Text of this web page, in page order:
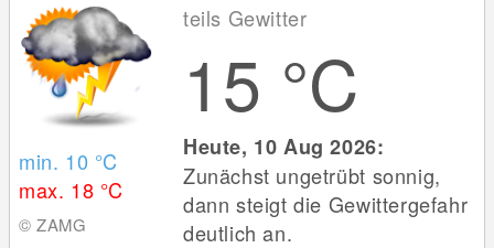
min. 10 °C
max. 18 °C
© ZAMG
teils Gewitter
15 °C
Heute, 10 Aug 2026:
Zunächst ungetrübt sonnig,
dann steigt die Gewittergefahr
deutlich an.